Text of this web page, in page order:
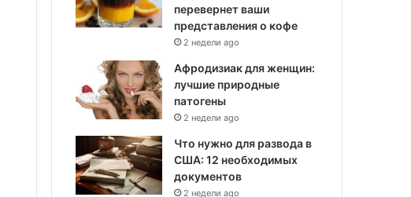
перевернет ваши
представления о кофе
2 недели ago
Афродизиак для женщин:
лучшие природные
патогены
2 недели ago
Что нужно для развода в
США: 12 необходимых
документов
2 недели ago